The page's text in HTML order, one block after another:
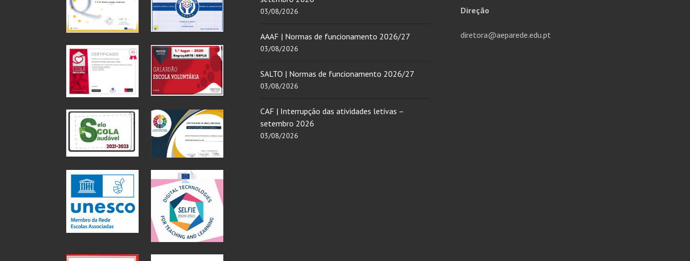
03/08/2026
AAAF | Normas de funcionamento 2026/27
03/08/2026
SALTO | Normas de funcionamento 2026/27
03/08/2026
CAF | Interrupção das atividades letivas –
setembro 2026
03/08/2026
Direção
diretora@aeparede.edu.pt